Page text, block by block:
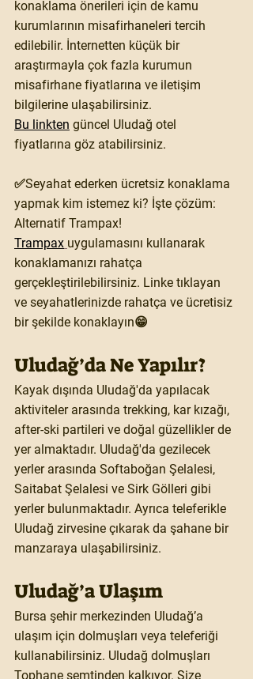
konaklama önerileri için de kamu
kurumlarının misafirhaneleri tercih
edilebilir. İnternetten küçük bir
araştırmayla çok fazla kurumun
misafirhane fiyatlarına ve iletişim
bilgilerine ulaşabilirsiniz.
Bu linkten güncel Uludağ otel
fiyatlarına göz atabilirsiniz.
✅Seyahat ederken ücretsiz konaklama
yapmak kim istemez ki? İşte çözüm:
Alternatif Trampax!
Trampax uygulamasını kullanarak
konaklamanızı rahatça
gerçekleştirilebilirsiniz. Linke tıklayan
ve seyahatlerinizde rahatça ve ücretisiz
bir şekilde konaklayın😁
Uludağ’da Ne Yapılır?
Kayak dışında Uludağ'da yapılacak
aktiviteler arasında trekking, kar kızağı,
after-ski partileri ve doğal güzellikler de
yer almaktadır. Uludağ'da gezilecek
yerler arasında Softaboğan Şelalesi,
Saitabat Şelalesi ve Sirk Gölleri gibi
yerler bulunmaktadır. Ayrıca teleferikle
Uludağ zirvesine çıkarak da şahane bir
manzaraya ulaşabilirsiniz.
Uludağ’a Ulaşım
Bursa şehir merkezinden Uludağ’a
ulaşım için dolmuşları veya teleferiği
kullanabilirsiniz. Uludağ dolmuşları
Tophane semtinden kalkıyor. Size